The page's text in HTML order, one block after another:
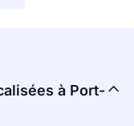
à Port-